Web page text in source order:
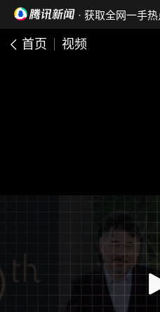
· 获取全网一手热
首页 视频